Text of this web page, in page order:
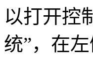
以打开控
统”，在